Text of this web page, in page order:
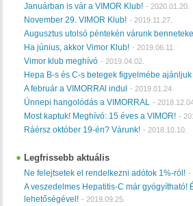
Januárban is vár a VIMOR Klub! - 2020.01.20.
November 29. VIMOR Klub! - 2019.11.27.
Augusztus utolsó péntekén várunk
Ha június, akkor Vimor Klub! - 2019.06.11.
Vimor klub meghívó - 2019.04.02.
Hepa B-s és C-s betegek figyelmébe
A február a VIMORRAl indul - 2019.01.24.
Ünnepi hangolódás a VIMORRAL -
Most kaptuk! Meghívó: 15 éves a VIMOR! -
Ráérsz október 19-én? Várunk! - 2018.10.10.
Legfrissebb aktuális
Ne felejtsetek el rendelkezni adótok 1%-ról! -
A veszedelmes Hepatitis-C már gyógyítható!
lehetőségével! - 2019.09.25.